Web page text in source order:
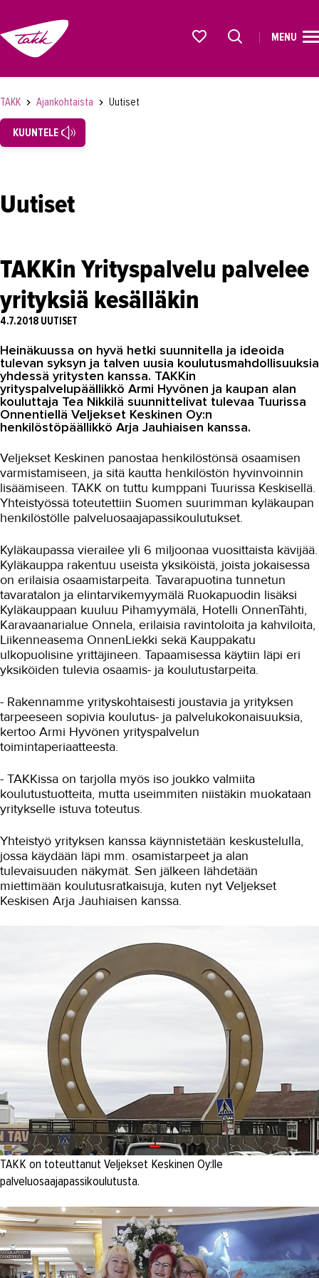
OPISKELIJAKSI
YRITYKSILLE
AJANKOHTAISTA
Uutiset
Loistoduuni
Asiakaslehti Sauma
Blogi
OMA TAKK
YHTEYSTIEDOT
IN ENGLISH
MENU
TAKK Ajankohtaista Uutiset
KUUNTELE
Uutiset
TAKKin Yrityspalvelu palvelee
yrityksiä kesälläkin
4.7.2018 UUTISET
Heinäkuussa on hyvä hetki suunnitella ja ideoida
tulevan syksyn ja talven uusia koulutusmahdollisuuksia
yhdessä yritysten kanssa. TAKKin
yrityspalvelupäällikkö Armi Hyvönen ja kaupan alan
kouluttaja Tea Nikkilä suunnittelivat tulevaa Tuurissa
Onnentiellä Veljekset Keskinen Oy:n
henkilöstöpäällikkö Arja Jauhiaisen kanssa.
Veljekset Keskinen panostaa henkilöstönsä osaamisen
varmistamiseen, ja sitä kautta henkilöstön hyvinvoinnin
lisäämiseen. TAKK on tuttu kumppani Tuurissa Keskisellä.
Yhteistyössä toteutettiin Suomen suurimman kyläkaupan
henkilöstölle palveluosaajapassikoulutukset.
Kyläkaupassa vierailee yli 6 miljoonaa vuosittaista kävijää.
Kyläkauppa rakentuu useista yksiköistä, joista jokaisessa
on erilaisia osaamistarpeita. Tavarapuotina tunnetun
tavaratalon ja elintarvikemyymälä Ruokapuodin lisäksi
Kyläkauppaan kuuluu Pihamyymälä, Hotelli OnnenTähti,
Karavaanarialue Onnela, erilaisia ravintoloita ja kahviloita,
Liikenneasema OnnenLiekki sekä Kauppakatu
ulkopuolisine yrittäjineen. Tapaamisessa käytiin läpi eri
yksiköiden tulevia osaamis- ja koulutustarpeita.
- Rakennamme yrityskohtaisesti joustavia ja yrityksen
tarpeeseen sopivia koulutus- ja palvelukokonaisuuksia,
kertoo Armi Hyvönen yrityspalvelun
toimintaperiaatteesta.
- TAKKissa on tarjolla myös iso joukko valmiita
koulutustuotteita, mutta useimmiten niistäkin muokataan
yritykselle istuva toteutus.
Yhteistyö yrityksen kanssa käynnistetään keskustelulla,
jossa käydään läpi mm. osamistarpeet ja alan
tulevaisuuden näkymät. Sen jälkeen lähdetään
miettimään koulutusratkaisuja, kuten nyt Veljekset
Keskisen Arja Jauhiaisen kanssa.
TAKK on toteuttanut Veljekset Keskinen Oy:lle
palveluosaajapassikoulutusta.